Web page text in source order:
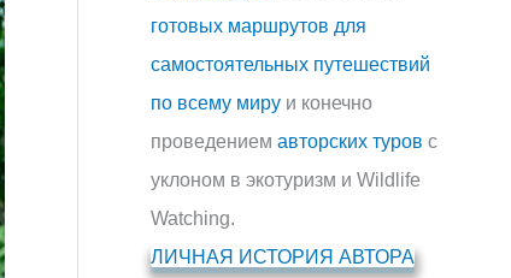
готовых маршрутов для
самостоятельных путешествий
по всему мируи конечно
проведением авторских туров с
уклоном в экотуризм и Wildlife
Watching.
ЛИЧНАЯ ИСТОРИЯ АВТОРА